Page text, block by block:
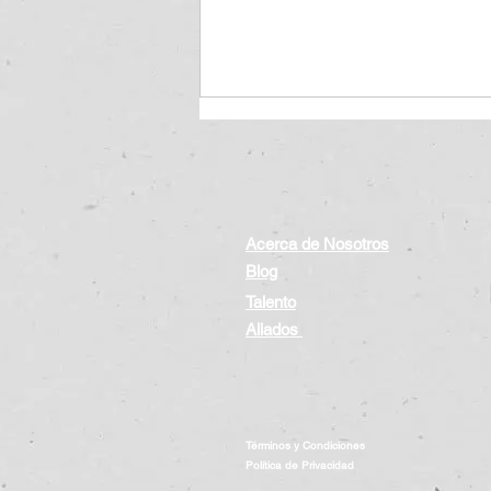
Propiedad Industrial: México
Blinda sus Patentes de la IA.
Acerca de Nosotros
Blog
Talento
Aliados
Términos y Condiciones
Política de Privacidad